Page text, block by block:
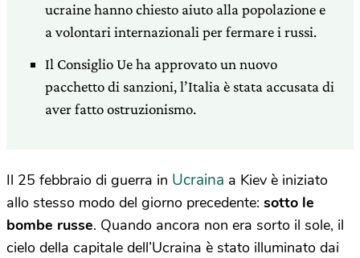
ucraine hanno chiesto aiuto alla popolazione e
a volontari internazionali per fermare i russi.
Il Consiglio Ue ha approvato un nuovo
pacchetto di sanzioni, l’Italia è stata accusata di
aver fatto ostruzionismo.
Il 25 febbraio di guerra in Ucraina a Kiev è iniziato
allo stesso modo del giorno precedente: sotto le
bombe russe. Quando ancora non era sorto il sole, il
cielo della capitale dell’Ucraina è stato illuminato dai